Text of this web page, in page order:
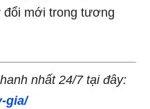
đổi mới trong tương
nhất 24/7 tại đây:
gia/